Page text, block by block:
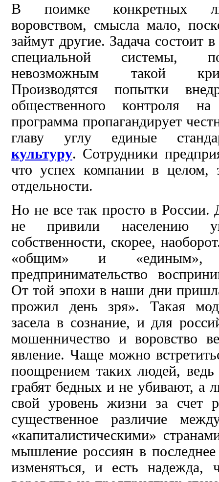
В поимке
конкретных
воровством, смысла мало,
займут другие. Задача состоит
специальной
системы,
невозможным такой
Производятся попытки
общественного контроля
программа пропагандирует
главу углу единые
культуру. Сотрудники
что успех компании в целом,
отдельности.
Но не все так просто в России.
не привили населению
собственности, скорее,
«общим» и «единым»,
предпринимательство
От той эпохи в наши дни
прожил день зря». Такая
засела в сознание, и для
мошенничество и воровство
явление. Чаще можно
поощрением таких людей,
грабят бедных и не убивают, а
свой уровень жизни за счет
существенное различие
«капиталистическими»
мышление россиян в
изменяться, и есть